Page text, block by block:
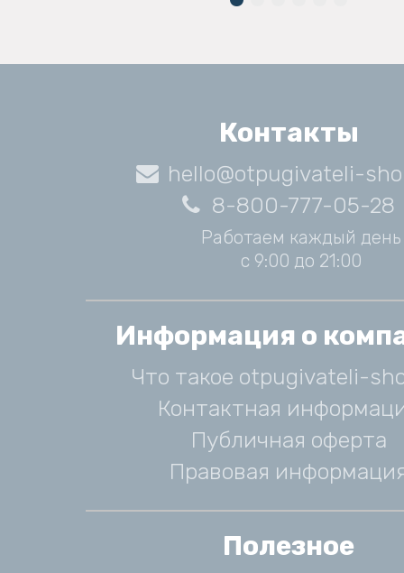
Контакты
hello@otpugivateli-
8-800-777-05-28
Работаем каждый день
с 9:00 до 21:00
Информация о
Что такое otpugivateli-
Контактная
Публичная оферта
Правовая
Полезное